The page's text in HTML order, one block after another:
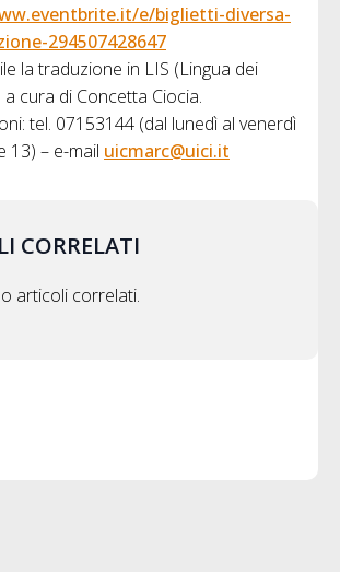
e/biglietti-diversa-
294507428647
la traduzione in LIS (Lingua dei
cura di Concetta Ciocia.
tel. 07153144 (dal lunedì al venerdì
13) – e-mail uicmarc@uici.it
CORRELATI
articoli correlati.